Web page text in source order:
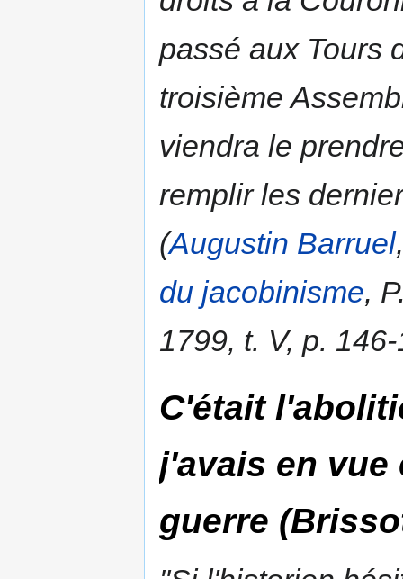
passé aux Tours
troisième
viendra le
remplir les
(Augustin Barruel
du jacobinisme,
1799, t. V, p.
C'était
j'avais en vue
guerre